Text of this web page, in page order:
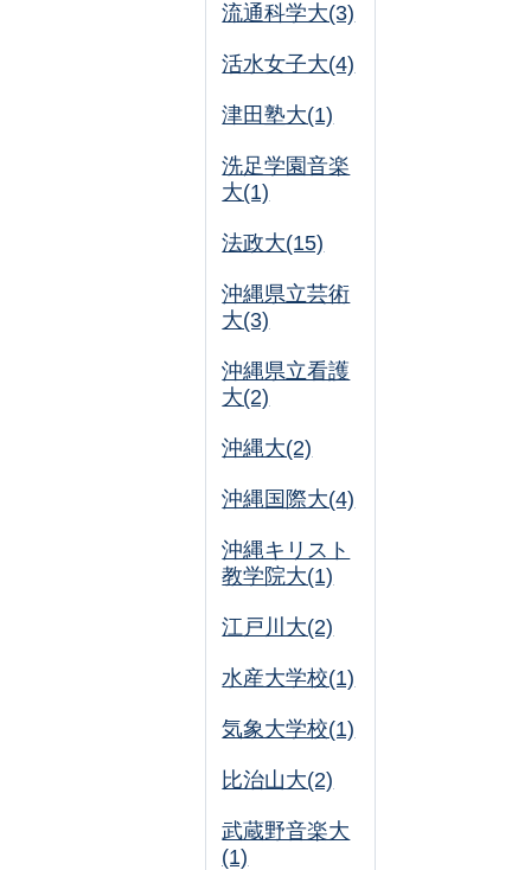
流通科学大(3)
活水女子大(4)
津田塾大(1)
洗足学園音楽
大(1)
法政大(15)
沖縄県立芸術
大(3)
沖縄県立看護
大(2)
沖縄大(2)
沖縄国際大(4)
沖縄キリスト
教学院大(1)
江戸川大(2)
水産大学校(1)
気象大学校(1)
比治山大(2)
武蔵野音楽大
(1)